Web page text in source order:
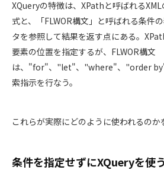
XQueryの特徴は、XPathと呼ばれる
式と、「FLWOR構文」と呼ばれる条件
タを参照して結果を返す点にある。
要素の位置を指定するが、FLWOR構文
は、"for"、"let"、"where"、"order
索指示を行なう。
これらが実際にどのように使われるのか
条件を指定せずにXQueryを使